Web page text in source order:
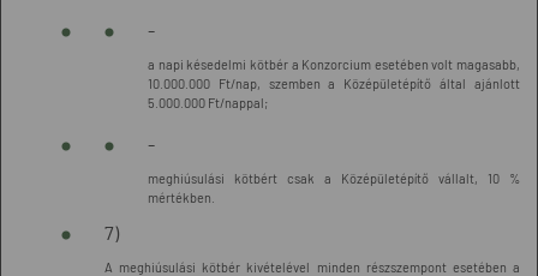
-
a napi késedelmi kötbér a Konzorcium esetében volt magasabb,
10.000.000 Ft/nap, szemben a Középületépítő által ajánlott
5.000.000 Ft/nappal;
-
meghiúsulási kötbért csak a Középületépítő vállalt, 10 %
mértékben.
7)
A meghiúsulási kötbér kivételével minden részszempont esetében a